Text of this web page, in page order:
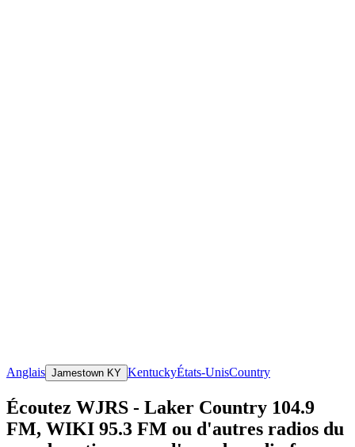
Anglais Jamestown KY KentuckyÉtats-UnisCountry
Écoutez WJRS - Laker Country 104.9
FM, WIKI 95.3 FM ou d'autres radios du